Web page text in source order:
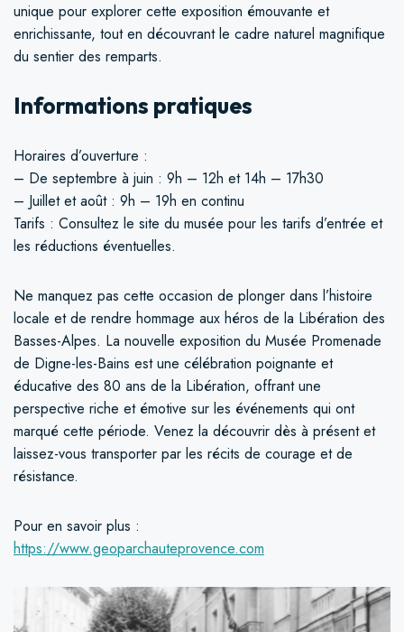
unique pour explorer cette exposition émouvante et
enrichissante, tout en découvrant le cadre naturel magnifique
du sentier des remparts.
Informations pratiques
Horaires d’ouverture :
– De septembre à juin : 9h – 12h et 14h – 17h30
– Juillet et août : 9h – 19h en continu
Tarifs : Consultez le site du musée pour les tarifs d’entrée et
les réductions éventuelles.
Ne manquez pas cette occasion de plonger dans l’histoire
locale et de rendre hommage aux héros de la Libération des
Basses-Alpes. La nouvelle exposition du Musée Promenade
de Digne-les-Bains est une célébration poignante et
éducative des 80 ans de la Libération, offrant une
perspective riche et émotive sur les événements qui ont
marqué cette période. Venez la découvrir dès à présent et
laissez-vous transporter par les récits de courage et de
résistance.
Pour en savoir plus :
https://www.geoparchauteprovence.com